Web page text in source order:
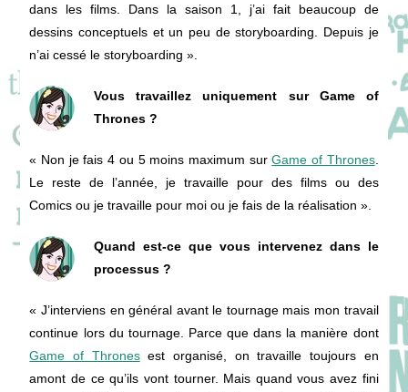
dans les films. Dans la saison 1, j’ai fait beaucoup de
dessins conceptuels et un peu de storyboarding. Depuis je
n’ai cessé le storyboarding ».
Vous travaillez uniquement sur Game of
Thrones ?
« Non je fais 4 ou 5 moins maximum surGame of Thrones.
Le reste de l’année, je travaille pour des films ou des
Comics ou je travaille pour moi ou je fais de la réalisation ».
Quand est-ce que vous intervenez dans le
processus ?
« J’interviens en général avant le tournage mais mon travail
continue lors du tournage. Parce que dans la manière dont
Game of Thronesest organisé, on travaille toujours en
amont de ce qu’ils vont tourner. Mais quand vous avez fini